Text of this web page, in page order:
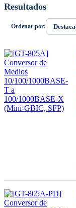
Resultados
Ordenar por: